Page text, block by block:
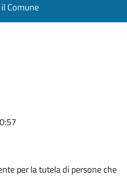
Comune
per la tutela di persone che